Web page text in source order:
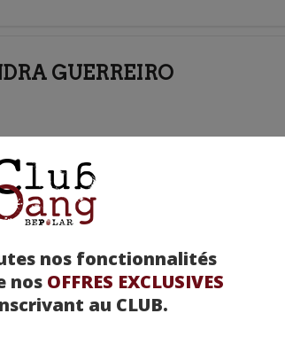
nos fonctionnalités
nos OFFRES EXCLUSIVES
au CLUB.
GUERREIRO
découverte avec son premier roman
je ne savais pas trop à quoi m’attendre :
récit passionnant, un « vis ma vie » de ces
investis « corps et âme » (…)